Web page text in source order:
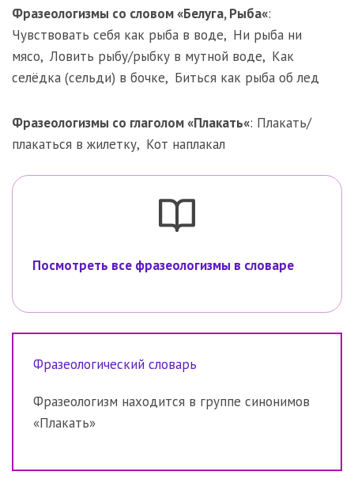
Фразеологизмы со словом «Белуга,Рыба«:
Чувствовать себя как рыба в воде, Ни рыба ни
мясо, Ловить рыбу/рыбку в мутной воде, Как
селёдка (сельди) в бочке, Биться как рыба об лед
Фразеологизмы со глаголом «Плакать«: Плакать/
плакаться в жилетку, Кот наплакал
Посмотреть все фразеологизмы в словаре
Фразеологический словарь
Фразеологизм находится в группе синонимов
«Плакать»